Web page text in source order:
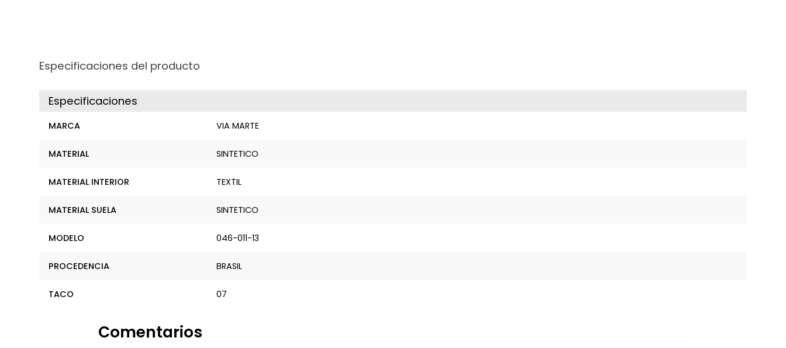
Especificaciones del producto
Especificaciones
MARCA VIA MARTE
MATERIAL SINTETICO
MATERIAL INTERIOR TEXTIL
MATERIAL SUELA SINTETICO
MODELO 046-011-13
PROCEDENCIA BRASIL
TACO 07
Comentarios